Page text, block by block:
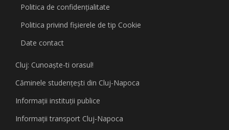
Politica de confidențialitate
Politica privind fişierele de tip Cookie
Date contact
Cluj: Cunoaşte-ti orasul!
Căminele studenţeşti din Cluj-Napoca
Informaţii instituţii publice
Informaţii transport Cluj-Napoca